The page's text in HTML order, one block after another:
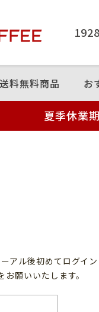
送料無料商品 お
夏季休業
アル後初めてログイ
願いいたします。